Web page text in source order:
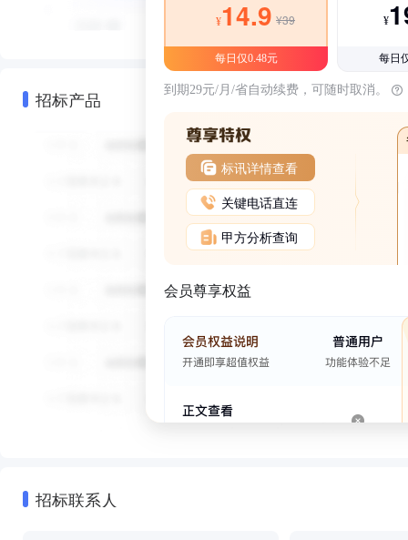
招标产品
¥14.9 ¥39
每日仅0.48元
¥
每日
到期29元/月/省自动续费，可随时取消。
标讯详情查看
关键电话直连
甲方分析查询
会员尊享权益
招标联系人